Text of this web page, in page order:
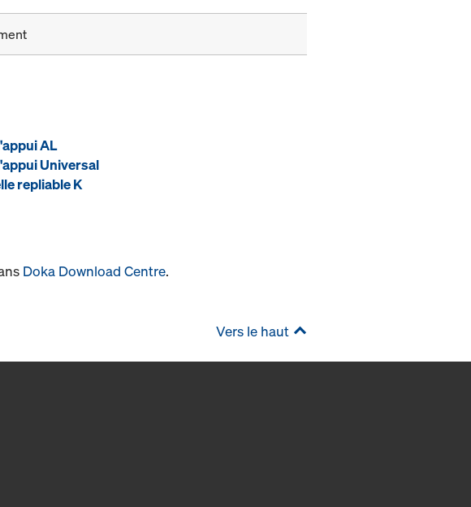
AL
Universal
repliable K
Doka Download Centre.
Vers le haut